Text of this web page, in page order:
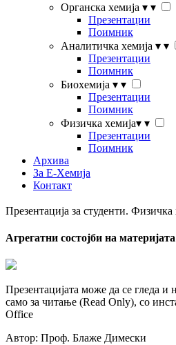
Органска хемија ▾ ▾
Презентации
Поимник
Аналитичка хемија ▾ ▾
Презентации
Поимник
Биохемија ▾ ▾
Презентации
Поимник
Физичка хемија▾ ▾
Презентации
Поимник
Архива
За Е-Хемија
Контакт
Презентација за студенти. Физичка
Агрегатни состојби на материјата
Презентацијата може да се гледа
само за читање (Read Only), со
Office
Автор: Проф. Блаже Димески